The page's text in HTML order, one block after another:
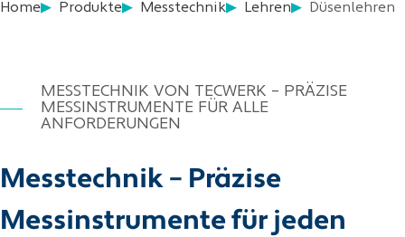
Home Produkte Messtechnik Lehren Düsenlehren
Messtechnik – Präzise
Messinstrumente für jeden
MESSTECHNIK VON TECWERK – PRÄZISE
MESSINSTRUMENTE FÜR ALLE
ANFORDERUNGEN